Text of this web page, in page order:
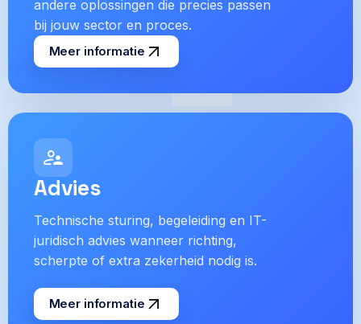
andere oplossingen die precies passen
bij jouw sector en proces.
Meer informatie
Advies
Technische sturing, begeleiding en IT-
juridisch advies wanneer richting,
scherpte of extra zekerheid nodig is.
Meer informatie